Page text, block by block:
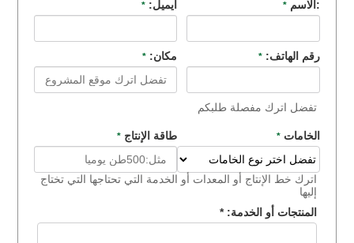
:الاسم* ايميل: *
رقم الهاتف:* مكان: *
تفضل اترك مفصلة طلبكم
الخامات* طاقة الإنتاج *
اترك خط الإنتاج أو المعدات أو الخدمة التي تحتاجها التي تختاج
إليها
المنتجات أو الخدمة:*